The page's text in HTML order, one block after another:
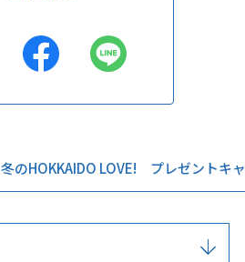
冬のHOKKAIDO LOVE! プレゼントキ